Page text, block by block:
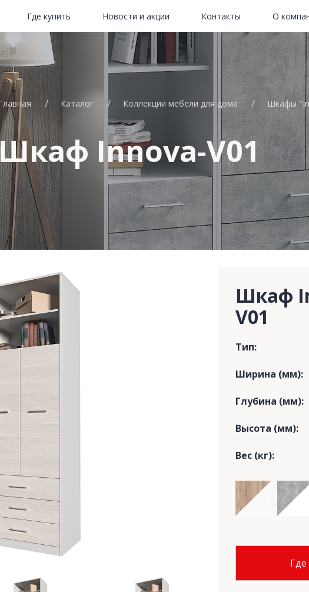
Где купить Новости и акции Контакты О
Каталог Коллекции мебели для дома Шкафы
Innova-V01
Шкаф
V01
Тип:
Ширина (мм):
Глубина (мм):
Высота (мм):
Вес (кг):